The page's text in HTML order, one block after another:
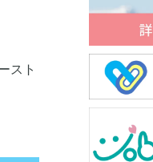
スト